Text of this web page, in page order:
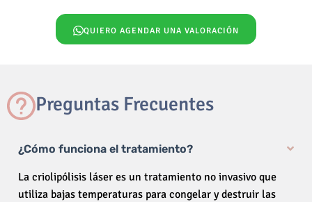
QUIERO AGENDAR UNA VALORACIÓN
Preguntas Frecuentes
¿Cómo funciona el tratamiento?
La criolipólisis láser es un tratamiento no invasivo que
utiliza bajas temperaturas para congelar y destruir las